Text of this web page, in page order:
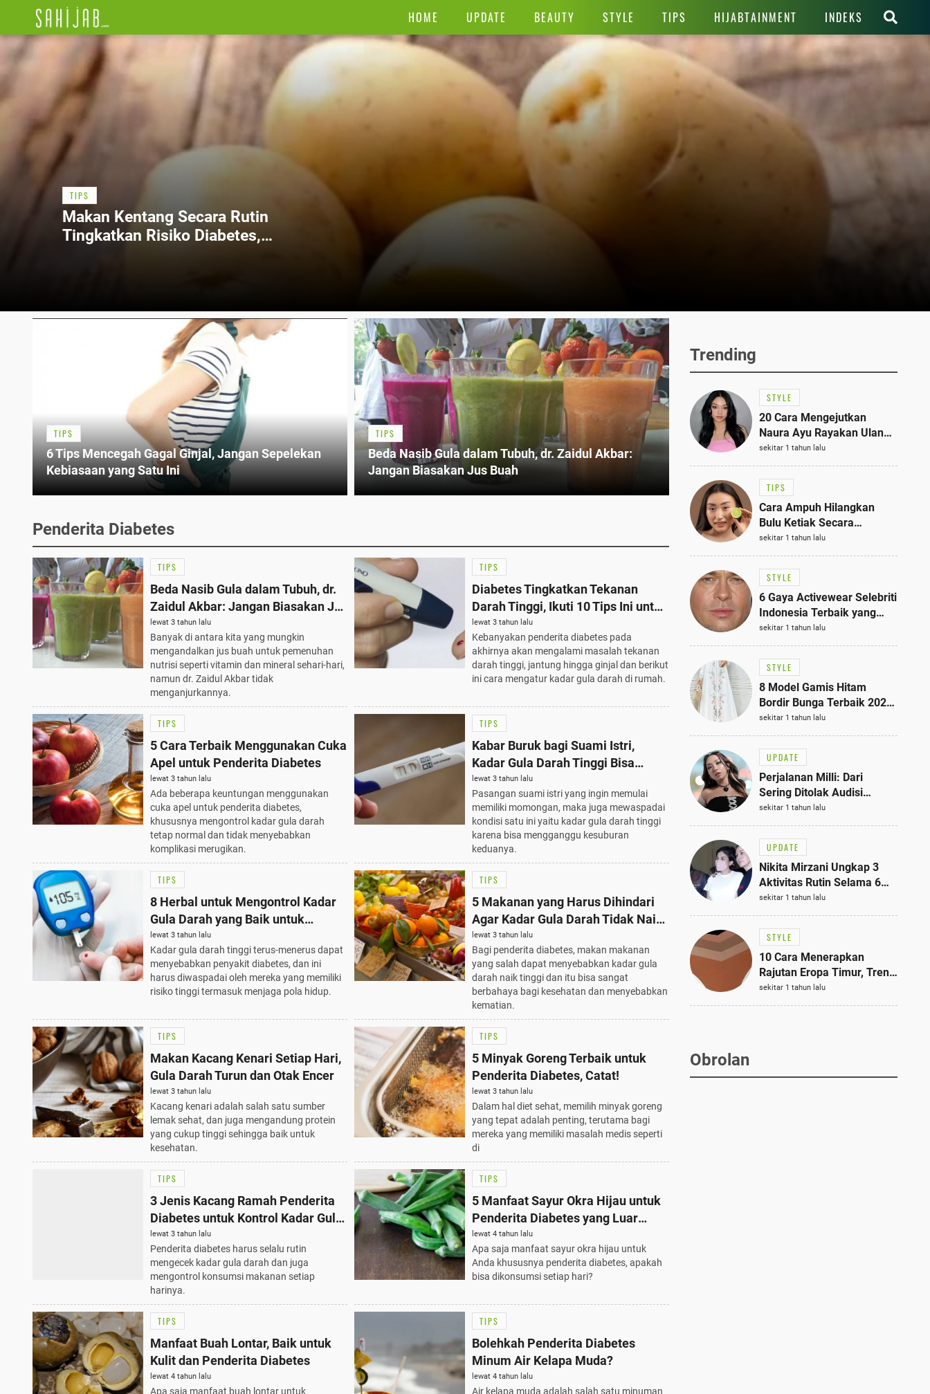
HOME UPDATE BEAUTY STYLE TIPS HIJABTAINMENT INDEKS
TIPS
Makan Kentang Secara Rutin
Tingkatkan Risiko Diabetes,
TIPS
6 Tips Mencegah Gagal Ginjal, Jangan Sepelekan
Kebiasaan yang Satu Ini
TIPS
Beda Nasib Gula dalam Tubuh, dr. Zaidul Akbar:
Jangan Biasakan Jus Buah
Penderita Diabetes
TIPS
Beda Nasib Gula dalam Tubuh, dr.
Zaidul Akbar: Jangan Biasakan Jus
Buah
lewat 3 tahun lalu
Banyak di antara kita yang mungkin
mengandalkan jus buah untuk pemenuhan
nutrisi seperti vitamin dan mineral sehari-hari,
namun dr. Zaidul Akbar tidak
menganjurkannya.
TIPS
Diabetes Tingkatkan Tekanan
Darah Tinggi, Ikuti 10 Tips Ini untuk
Mengatur Kadar Gula Darah
lewat 3 tahun lalu
Kebanyakan penderita diabetes pada
akhirnya akan mengalami masalah tekanan
darah tinggi, jantung hingga ginjal dan berikut
ini cara mengatur kadar gula darah di rumah.
TIPS
5 Cara Terbaik Menggunakan Cuka
Apel untuk Penderita Diabetes
lewat 3 tahun lalu
Ada beberapa keuntungan menggunakan
cuka apel untuk penderita diabetes,
khususnya mengontrol kadar gula darah
tetap normal dan tidak menyebabkan
komplikasi merugikan.
TIPS
Kabar Buruk bagi Suami Istri,
Kadar Gula Darah Tinggi Bisa
Mengganggu Kesuburan!
lewat 3 tahun lalu
Pasangan suami istri yang ingin memulai
memiliki momongan, maka juga mewaspadai
kondisi satu ini yaitu kadar gula darah tinggi
karena bisa mengganggu kesuburan
keduanya.
TIPS
8 Herbal untuk Mengontrol Kadar
Gula Darah yang Baik untuk
Penderita Diabetes
lewat 3 tahun lalu
Kadar gula darah tinggi terus-menerus dapat
menyebabkan penyakit diabetes, dan ini
harus diwaspadai oleh mereka yang memiliki
risiko tinggi termasuk menjaga pola hidup.
TIPS
5 Makanan yang Harus Dihindari
Agar Kadar Gula Darah Tidak Naik
Tinggi
lewat 3 tahun lalu
Bagi penderita diabetes, makan makanan
yang salah dapat menyebabkan kadar gula
darah naik tinggi dan itu bisa sangat
berbahaya bagi kesehatan dan menyebabkan
kematian.
TIPS
Makan Kacang Kenari Setiap Hari,
Gula Darah Turun dan Otak Encer
lewat 3 tahun lalu
Kacang kenari adalah salah satu sumber
lemak sehat, dan juga mengandung protein
yang cukup tinggi sehingga baik untuk
kesehatan.
TIPS
5 Minyak Goreng Terbaik untuk
Penderita Diabetes, Catat!
lewat 3 tahun lalu
Dalam hal diet sehat, memilih minyak goreng
yang tepat adalah penting, terutama bagi
mereka yang memiliki masalah medis seperti
di
TIPS
3 Jenis Kacang Ramah Penderita
Diabetes untuk Kontrol Kadar Gula
Darah
lewat 3 tahun lalu
Penderita diabetes harus selalu rutin
mengecek kadar gula darah dan juga
mengontrol konsumsi makanan setiap
harinya.
TIPS
5 Manfaat Sayur Okra Hijau untuk
Penderita Diabetes yang Luar
Biasa
lewat 4 tahun lalu
Apa saja manfaat sayur okra hijau untuk
Anda khususnya penderita diabetes, apakah
bisa dikonsumsi setiap hari?
TIPS
Manfaat Buah Lontar, Baik untuk
Kulit dan Penderita Diabetes
lewat 4 tahun lalu
Apa saja manfaat buah lontar untuk
TIPS
Bolehkah Penderita Diabetes
Minum Air Kelapa Muda?
lewat 4 tahun lalu
Air kelapa muda adalah salah satu minuman
Trending
STYLE
20 Cara Mengejutkan
Naura Ayu Rayakan Ulang
Tahun di Panti Asuhan,
Terlihat Anggun dengan
Kaftan Cokelat
sekitar 1 tahun lalu
TIPS
Cara Ampuh Hilangkan
Bulu Ketiak Secara
Permanen dalam 5
Langkah Sederhana
sekitar 1 tahun lalu
STYLE
6 Gaya Activewear Selebriti
Indonesia Terbaik yang
Bisa Jadi Inspirasi
Fashionmu
sekitar 1 tahun lalu
STYLE
8 Model Gamis Hitam
Bordir Bunga Terbaik 2025,
Stylish untuk Hangout
hingga Acara Semi-Formal
sekitar 1 tahun lalu
UPDATE
Perjalanan Milli: Dari
Sering Ditolak Audisi
hingga Menjadi Rapper Top
10 Thailand
sekitar 1 tahun lalu
UPDATE
Nikita Mirzani Ungkap 3
Aktivitas Rutin Selama 6
Bulan di Rutan Pondok
Bambu, Terungkap!
sekitar 1 tahun lalu
STYLE
10 Cara Menerapkan
Rajutan Eropa Timur, Tren
Mode Terbaik dan Paling
Dicari 2023
sekitar 1 tahun lalu
Obrolan